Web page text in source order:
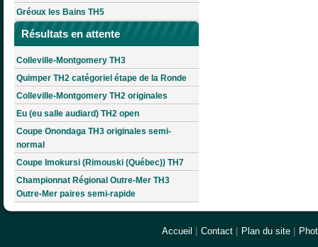
Gréoux les Bains TH5
Résultats en attente
Colleville-Montgomery TH3
Quimper TH2 catégoriel étape de la Ronde
Colleville-Montgomery TH2 originales
Eu (eu salle audiard) TH2 open
Coupe Onondaga TH3 originales semi-
normal
Coupe Imokursi (Rimouski (Québec)) TH7
Championnat Régional Outre-Mer TH3
Outre-Mer paires semi-rapide
Accueil | Contact | Plan du site |